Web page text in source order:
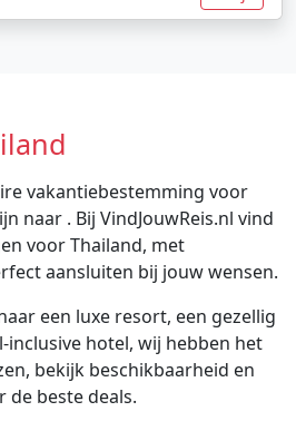
vakantiebestemming voor
naar . Bij VindJouwReis.nl vind
voor Thailand, met
aansluiten bij jouw wensen.
een luxe resort, een gezellig
hotel, wij hebben het
bekijk beschikbaarheid en
de beste deals.